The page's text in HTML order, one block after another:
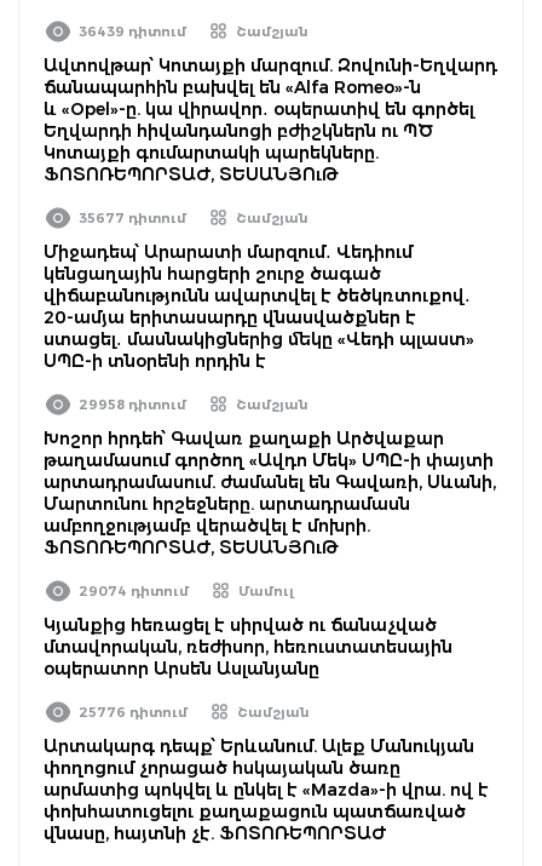
36439 դիտում Շամշյան
Ավտովթար՝ Կոտայքի մարզում. Զովունի-Եղվարդ
ճանապարհին բախվել են «Alfa Romeo»-ն
և «Opel»-ը. կա վիրավոր․ օպերատիվ են գործել
Եղվարդի հիվանդանոցի բժիշկներն ու ՊԾ
Կոտայքի գումարտակի պարեկները.
ՖՈՏՈՌԵՊՈՐՏԱԺ, ՏԵՍԱՆՅՈւԹ
35677 դիտում Շամշյան
Միջադեպ՝ Արարատի մարզում․ Վեդիում
կենցաղային հարցերի շուրջ ծագած
վիճաբանությունն ավարտվել է ծեծկռտուքով․
20-ամյա երիտասարդը վնասվածքներ է
ստացել․ մասնակիցներից մեկը «Վեդի պլաստ»
ՍՊԸ-ի տնօրենի որդին է
29958 դիտում Շամշյան
Խոշոր հրդեհ՝ Գավառ քաղաքի Արծվաքար
թաղամասում գործող «Ավդո Մեկ» ՍՊԸ-ի փայտի
արտադրամասում. ժամանել են Գավառի, Սևանի,
Մարտունու հրշեջները. արտադրամասն
ամբողջությամբ վերածվել է մոխրի.
ՖՈՏՈՌԵՊՈՐՏԱԺ, ՏԵՍԱՆՅՈւԹ
29074 դիտում Մամուլ
Կյանքից հեռացել է սիրված ու ճանաչված
մտավորական, ռեժիսոր, հեռուստատեսային
օպերատոր Արսեն Ասլանյանը
25776 դիտում Շամշյան
Արտակարգ դեպք՝ Երևանում. Ալեք Մանուկյան
փողոցում չորացած հսկայական ծառը
արմատից պոկվել և ընկել է «Mazda»-ի վրա. ով է
փոխհատուցելու քաղաքացուն պատճառված
վնասը, հայտնի չէ. ՖՈՏՈՌԵՊՈՐՏԱԺ